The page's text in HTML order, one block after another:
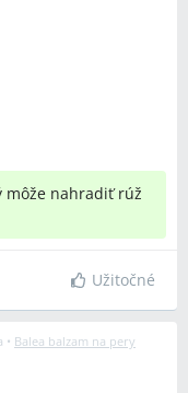
nahradiť rúž
Užitočné
• Balea balzam na pery